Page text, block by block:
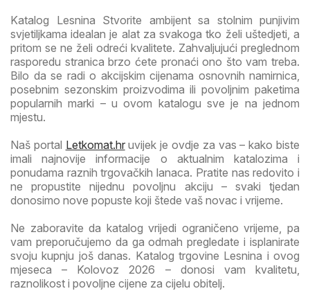
Katalog Lesnina Stvorite ambijent sa stolnim punjivim
svjetiljkama idealan je alat za svakoga tko želi uštedjeti, a
pritom se ne želi odreći kvalitete. Zahvaljujući preglednom
rasporedu stranica brzo ćete pronaći ono što vam treba.
Bilo da se radi o akcijskim cijenama osnovnih namirnica,
posebnim sezonskim proizvodima ili povoljnim paketima
popularnih marki – u ovom katalogu sve je na jednom
mjestu.
Naš portal Letkomat.hruvijek je ovdje za vas – kako biste
imali najnovije informacije o aktualnim katalozima i
ponudama raznih trgovačkih lanaca. Pratite nas redovito i
ne propustite nijednu povoljnu akciju – svaki tjedan
donosimo nove popuste koji štede vaš novac i vrijeme.
Ne zaboravite da katalog vrijedi ograničeno vrijeme, pa
vam preporučujemo da ga odmah pregledate i isplanirate
svoju kupnju još danas. Katalog trgovine Lesnina i ovog
mjeseca – Kolovoz 2026 – donosi vam kvalitetu,
raznolikost i povoljne cijene za cijelu obitelj.